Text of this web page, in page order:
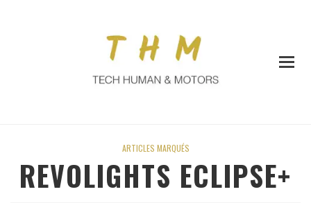
ARTICLES MARQUÉS
REVOLIGHTS ECLIPSE+